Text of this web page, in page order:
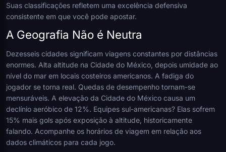
Suas classificações refletem uma excelência defensiva
consistente em que você pode apostar.
A Geografia Não é Neutra
Dezesseis cidades significam viagens constantes por distâncias
enormes. Alta altitude na Cidade do México, depois umidade ao
nível do mar em locais costeiros americanos. A fadiga do
jogador se torna real. Quedas de desempenho tornam-se
mensuráveis. A elevação da Cidade do México causa um
declínio aeróbico de 12%. Equipes sul-americanas? Elas sofrem
15% mais gols após exposição à altitude, historicamente
falando. Acompanhe os horários de viagem em relação aos
dados climáticos para cada jogo.